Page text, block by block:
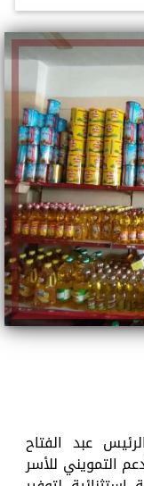
عبد الفتاح
التمويني للأسر